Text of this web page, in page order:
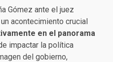
Gómez ante el juez
acontecimiento crucial
en el panorama
impactar la política
del gobierno,